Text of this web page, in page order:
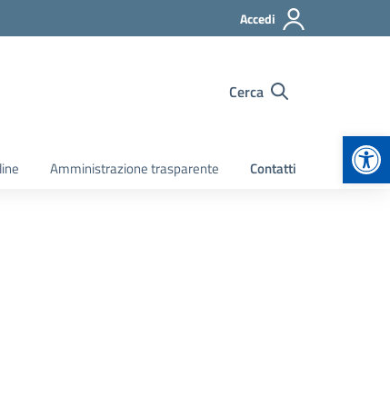
Accedi
Cerca
Amministrazione trasparente Contatti